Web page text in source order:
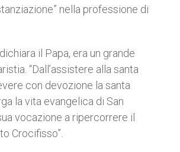
nella professione di
il Papa, era un grande
“Dall’assistere alla santa
con devozione la santa
la vita evangelica di San
vocazione a ripercorrere il
Crocifisso”.